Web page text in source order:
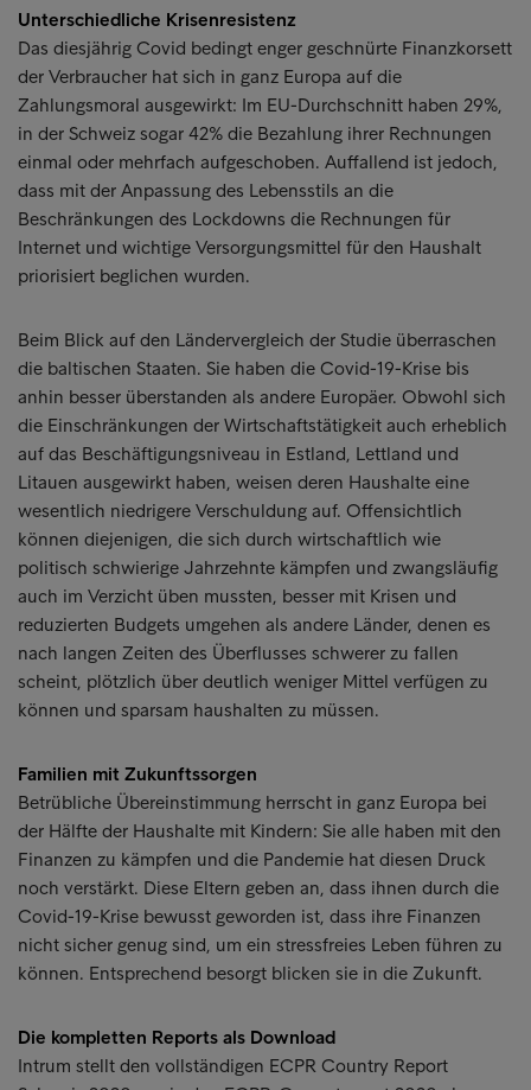
Unterschiedliche Krisenresistenz
Das diesjährig Covid bedingt enger geschnürte Finanzkorsett
der Verbraucher hat sich in ganz Europa auf die
Zahlungsmoral ausgewirkt: Im EU-Durchschnitt haben 29%,
in der Schweiz sogar 42% die Bezahlung ihrer Rechnungen
einmal oder mehrfach aufgeschoben. Auffallend ist jedoch,
dass mit der Anpassung des Lebensstils an die
Beschränkungen des Lockdowns die Rechnungen für
Internet und wichtige Versorgungsmittel für den Haushalt
priorisiert beglichen wurden.
Beim Blick auf den Ländervergleich der Studie überraschen
die baltischen Staaten. Sie haben die Covid-19-Krise bis
anhin besser überstanden als andere Europäer. Obwohl sich
die Einschränkungen der Wirtschaftstätigkeit auch erheblich
auf das Beschäftigungsniveau in Estland, Lettland und
Litauen ausgewirkt haben, weisen deren Haushalte eine
wesentlich niedrigere Verschuldung auf. Offensichtlich
können diejenigen, die sich durch wirtschaftlich wie
politisch schwierige Jahrzehnte kämpfen und zwangsläufig
auch im Verzicht üben mussten, besser mit Krisen und
reduzierten Budgets umgehen als andere Länder, denen es
nach langen Zeiten des Überflusses schwerer zu fallen
scheint, plötzlich über deutlich weniger Mittel verfügen zu
können und sparsam haushalten zu müssen.
Familien mit Zukunftssorgen
Betrübliche Übereinstimmung herrscht in ganz Europa bei
der Hälfte der Haushalte mit Kindern: Sie alle haben mit den
Finanzen zu kämpfen und die Pandemie hat diesen Druck
noch verstärkt. Diese Eltern geben an, dass ihnen durch die
Covid-19-Krise bewusst geworden ist, dass ihre Finanzen
nicht sicher genug sind, um ein stressfreies Leben führen zu
können. Entsprechend besorgt blicken sie in die Zukunft.
Die kompletten Reports als Download
Intrum stellt den vollständigen ECPR Country Report